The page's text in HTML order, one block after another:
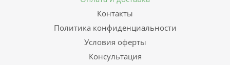
Контакты
Политика конфиденциальности
Условия оферты
Консультация